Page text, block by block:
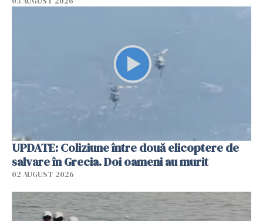
UPDATE: Coliziune între două elicoptere de
salvare în Grecia. Doi oameni au murit
02 AUGUST 2026